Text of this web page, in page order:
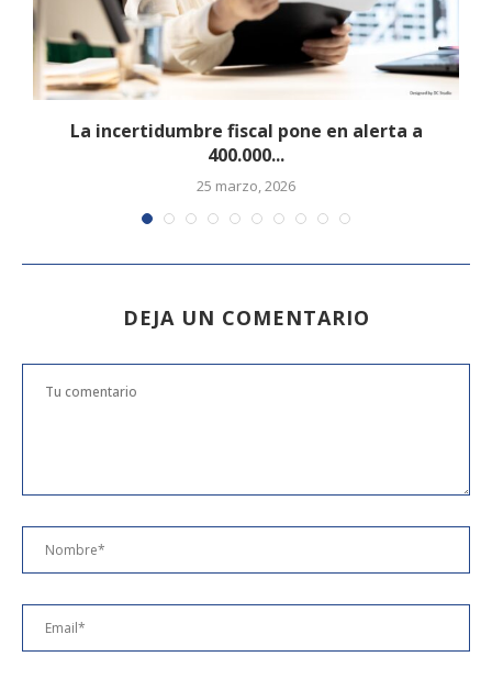
La incertidumbre fiscal pone en alerta a
400.000...
25 marzo, 2026
DEJA UN COMENTARIO